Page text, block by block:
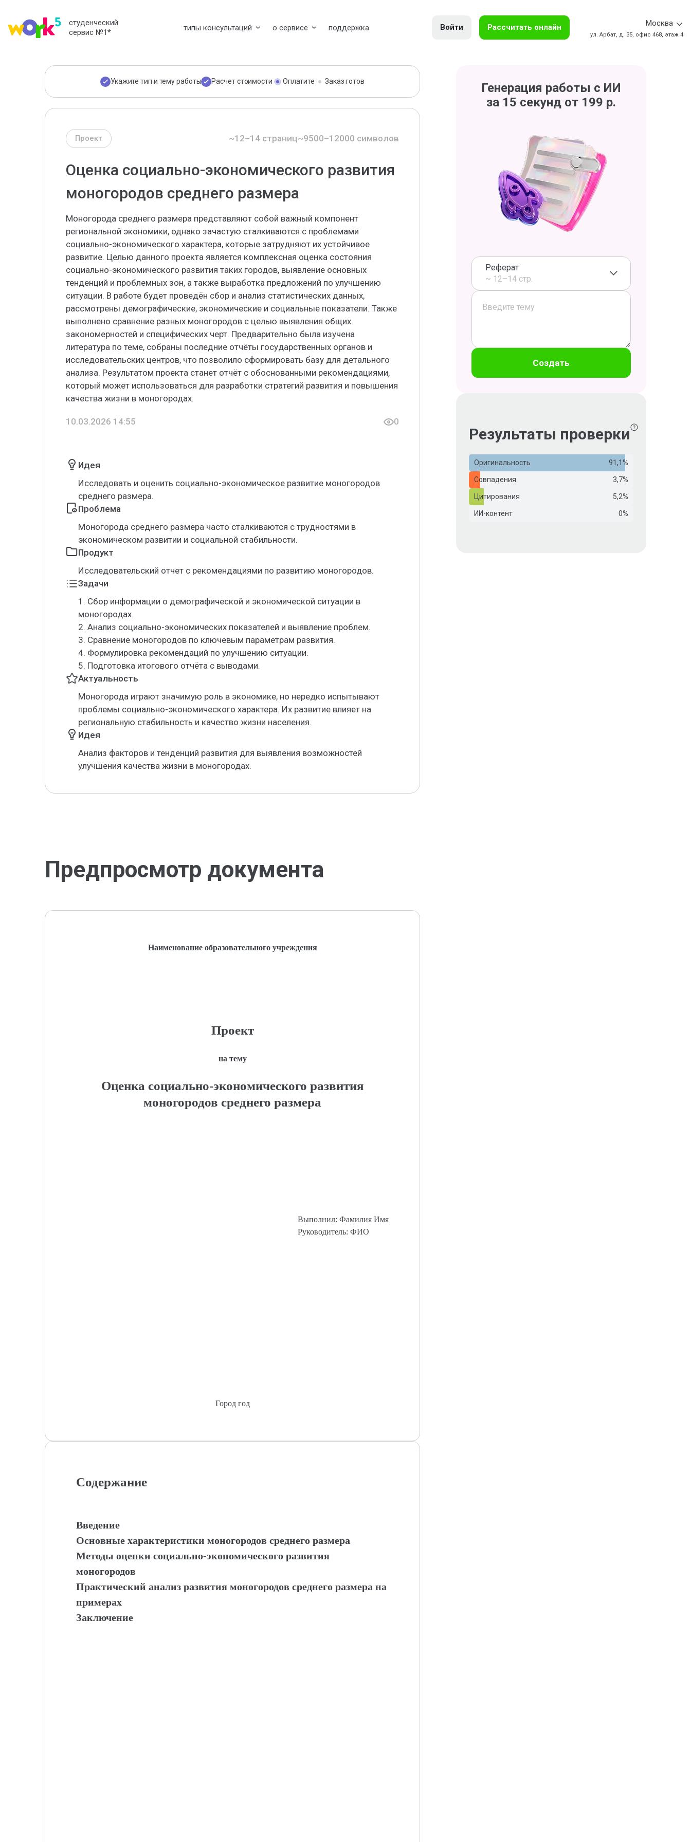
студенческий
сервис №1* типы консультаций о сервисе поддержка Войти Рассчитать онлайн Москва
ул. Арбат, д. 35, офис 468, этаж 4
Укажите тип и тему работы Расчет стоимости Оплатите Заказ готов
Проект ~12–14 страниц~9500–12000 символов
Оценка социально-экономического развития
моногородов среднего размера
Моногорода среднего размера представляют собой важный компонент
региональной экономики, однако зачастую сталкиваются с проблемами
социально-экономического характера, которые затрудняют их устойчивое
развитие. Целью данного проекта является комплексная оценка состояния
социально-экономического развития таких городов, выявление основных
тенденций и проблемных зон, а также выработка предложений по улучшению
ситуации. В работе будет проведён сбор и анализ статистических данных,
рассмотрены демографические, экономические и социальные показатели. Также
выполнено сравнение разных моногородов с целью выявления общих
закономерностей и специфических черт. Предварительно была изучена
литература по теме, собраны последние отчёты государственных органов и
исследовательских центров, что позволило сформировать базу для детального
анализа. Результатом проекта станет отчёт с обоснованными рекомендациями,
который может использоваться для разработки стратегий развития и повышения
качества жизни в моногородах.
10.03.2026 14:55 0
Идея
Исследовать и оценить социально-экономическое развитие моногородов
среднего размера.
Проблема
Моногорода среднего размера часто сталкиваются с трудностями в
экономическом развитии и социальной стабильности.
Продукт
Исследовательский отчет с рекомендациями по развитию моногородов.
Задачи
1. Сбор информации о демографической и экономической ситуации в
моногородах.
2. Анализ социально-экономических показателей и выявление проблем.
3. Сравнение моногородов по ключевым параметрам развития.
4. Формулировка рекомендаций по улучшению ситуации.
5. Подготовка итогового отчёта с выводами.
Актуальность
Моногорода играют значимую роль в экономике, но нередко испытывают
проблемы социально-экономического характера. Их развитие влияет на
региональную стабильность и качество жизни населения.
Идея
Анализ факторов и тенденций развития для выявления возможностей
улучшения качества жизни в моногородах.
Предпросмотр документа
Наименование образовательного учреждения
Проект
на тему
Оценка социально-экономического развития
моногородов среднего размера
Выполнил: Фамилия Имя
Руководитель: ФИО
Город год
Содержание
Введение
Основные характеристики моногородов среднего размера
Методы оценки социально-экономического развития
моногородов
Практический анализ развития моногородов среднего размера на
примерах
Заключение
Генерация работы с ИИ
за 15 секунд от 199 р.
Реферат
~ 12–14 стр.
Создать
Результаты проверки
Оригинальность 91,1%
Совпадения 3,7%
Цитирования 5,2%
ИИ-контент 0%